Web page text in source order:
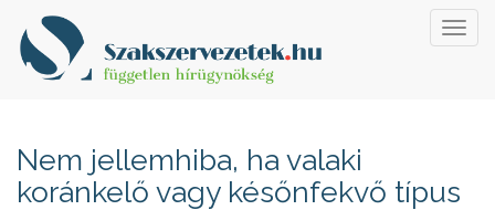
Nem jellemhiba, ha valaki
koránkelő vagy későnfekvő típus